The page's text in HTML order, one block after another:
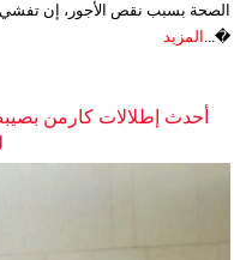
الصحة بسبب نقص الأجور، إن تفشي
�... المزيد
أحدث إطلالات كارمن